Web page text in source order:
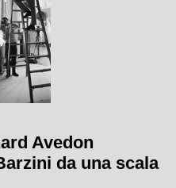
Avedon
da una scala